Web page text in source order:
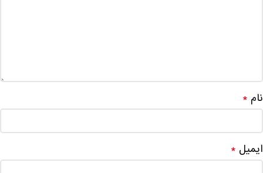
نام *
ایمیل *